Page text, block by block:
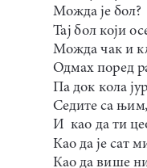
Можда је бол?
Тај бол који
Можда чак и
Одмах поред
Па док кола
Седите са
И  као да ти
Као да је сат
Као да више